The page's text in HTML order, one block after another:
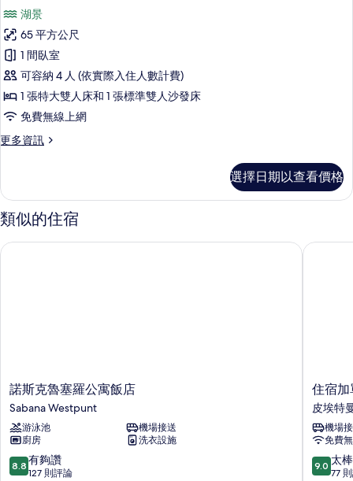
相
片
景
觀
的
詳
情
全
景
洋
房,
1
張
特
雙
人
床
和
景
的
所
有
相
湖景
65 平方公尺
1 間臥室
可容納 4 人 (依實際入住人數計費)
1 張特大雙人床和 1 張標準雙人沙發床
免費無線上網
更多資訊
更
洋
房,
1
特
床,
湖
的
選擇日期以查看價格
類似的住宿
諾
斯
克
魯
塞
羅
公
諾斯克魯塞羅公寓飯店
Sabana Westpunt
游泳池
機場接送
廚房
洗衣設施
8.8
分，
8.8 有夠讚
127 則評論
諾斯克魯塞羅公寓飯店
住
宿
加
單
車
古
拉
住宿加
皮埃特
機場
免費
9.0
分，
9.0 太
77
住宿加